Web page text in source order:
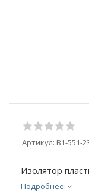
Артикул: B1-551-
Изолятор
Подробнее